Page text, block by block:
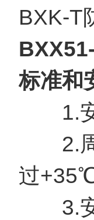
BXK-T
标准和
1.安
2.周
过
3.安